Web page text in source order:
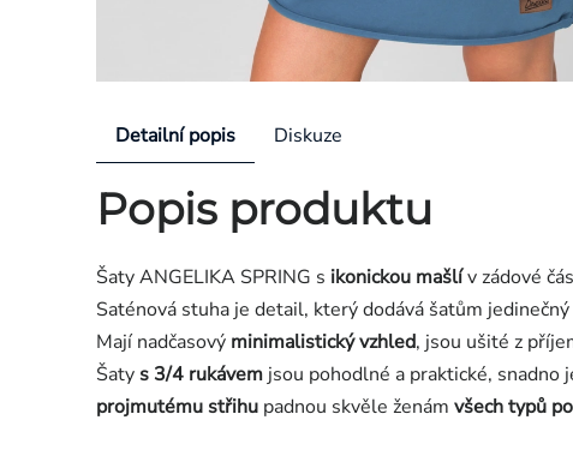
Detailní popis Diskuze
Popis produktu
Šaty ANGELIKA SPRING s ikonickou mašlív zádové
Saténová stuha je detail, který dodává šatům
Mají nadčasový minimalistický vzhled, jsou ušité z
Šatys 3/4 rukávem jsou pohodlné a praktické,
projmutému střihu padnou skvěle ženám všech typů